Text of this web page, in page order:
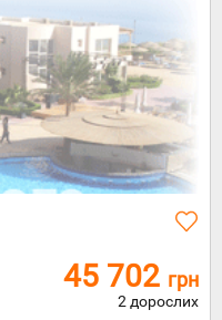
сходити
на звану
вечерю в
один з
місцевих
ресторанів
для
дегустації
чудес
місцевої
кулінарії і
запашного
пива. Вам
до душі
45 702 грн
2 дорослих